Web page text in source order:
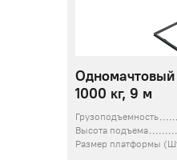
1000 кг, 9 м
Грузоподъемность
Высота подъема
Размер платформы